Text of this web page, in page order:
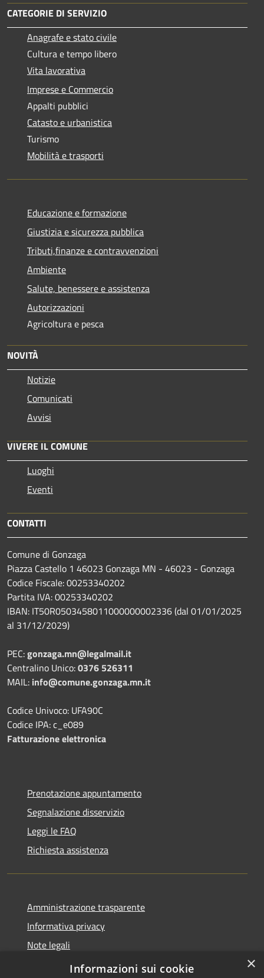
CATEGORIE DI SERVIZIO
Anagrafe e stato civile
Cultura e tempo libero
Vita lavorativa
Imprese e Commercio
Appalti pubblici
Catasto e urbanistica
Turismo
Mobilità e trasporti
Educazione e formazione
Giustizia e sicurezza pubblica
Tributi,finanze e contravvenzioni
Ambiente
Salute, benessere e assistenza
Autorizzazioni
Agricoltura e pesca
NOVITÀ
Notizie
Comunicati
Avvisi
VIVERE IL COMUNE
Luoghi
Eventi
CONTATTI
Comune di Gonzaga
Piazza Castello 1 46023 Gonzaga MN - 46023 - Gonzaga
Codice Fiscale: 00253340202
Partita IVA: 00253340202
IBAN: IT50R0503458011000000002336 (dal 01/01/2025
al 31/12/2029)
PEC:gonzaga.mn@legalmail.it
Centralino Unico:0376 526311
MAIL: info@comune.gonzaga.mn.it
Codice Univoco: UFA90C
Codice IPA: c_e089
Fatturazione elettronica
Prenotazione appuntamento
Segnalazione disservizio
Leggi le FAQ
Richiesta assistenza
Amministrazione trasparente
Informativa privacy
Note legali
Dichiarazione di accessibilità
×
Informazioni sui cookie